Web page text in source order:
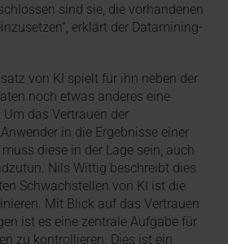
sind sie, die vorhandenen
erklärt der Datamining-
von KI spielt für ihn neben der
noch etwas anderes eine
das Vertrauen der
in die Ergebnisse einer
diese in der Lage sein, auch
Nils Wittig beschreibt dies
Schwachstellen von KI ist die
Mit Blick auf das Vertrauen
ist es eine zentrale Aufgabe für
zu kontrollieren. Dies ist ein